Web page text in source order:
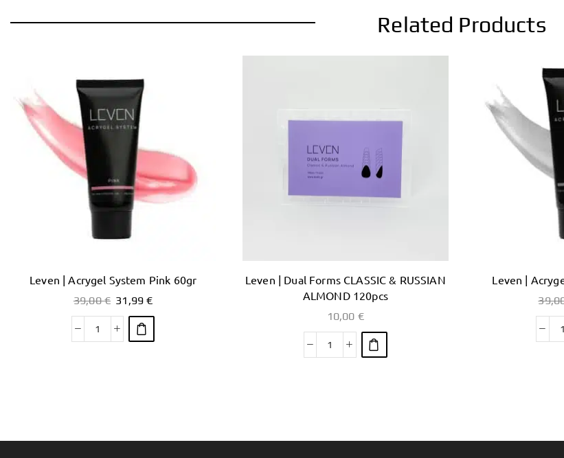
Related Products
Leven | Acrygel System Pink 60gr
39,00€ 31,99€
Leven | Dual Forms CLASSIC & RUSSIAN
ALMOND 120pcs
10,00 €
Leven |